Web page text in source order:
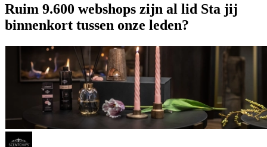
Ruim 9.600 webshops zijn al lid Sta jij
binnenkort tussen onze leden?